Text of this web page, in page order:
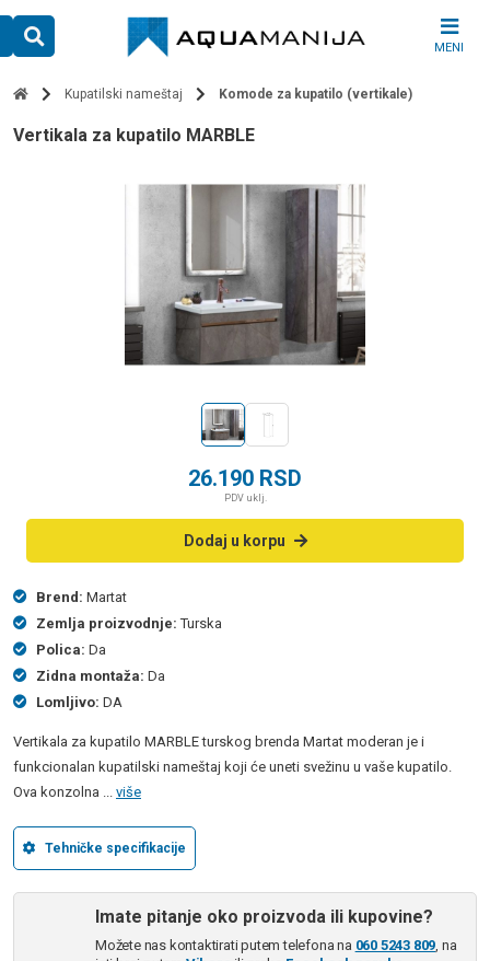
content
MENI
Kupatilski nameštaj Komode za kupatilo (vertikale)
Vertikala za kupatilo MARBLE
26.190 RSD
PDV uklj.
Dodaj u korpu
Brend: Martat
Zemlja proizvodnje: Turska
Polica: Da
Zidna montaža: Da
Lomljivo: DA
Vertikala za kupatilo MARBLE turskog brenda Martat moderan je i
funkcionalan kupatilski nameštaj koji će uneti svežinu u vaše kupatilo.
Ova konzolna ... više
Tehničke specifikacije
Imate pitanje oko proizvoda ili kupovine?
Možete nas kontaktirati putem telefona na 060 5243 809, na